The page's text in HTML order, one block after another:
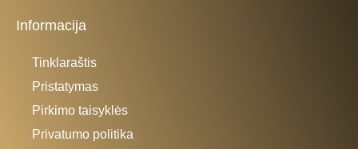
Informacija
Tinklaraštis
Pristatymas
Pirkimo taisyklės
Privatumo politika